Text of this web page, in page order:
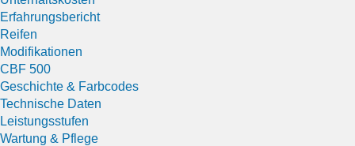
Erfahrungsbericht
Reifen
Modifikationen
CBF 500
Geschichte & Farbcodes
Technische Daten
Leistungsstufen
Wartung & Pflege